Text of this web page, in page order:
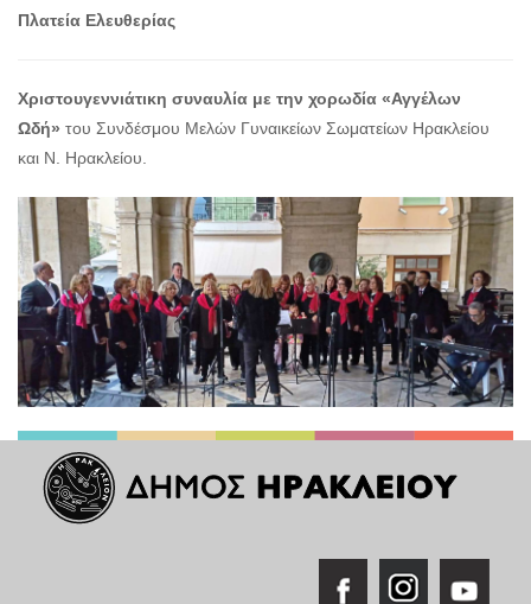
ΤΟΠΟΣ
ΔΗΜΟΣ
ΠΟΛΙΤΙΣΜΟΣ
ΑΝΘΕΚΤΙΚΗ
ΠΟΛΗ
Πλατεία Ελευθερίας
Χριστουγεννιάτικη συναυλία με την χορωδία «Αγγέλων
Ωδή» του Συνδέσμου Μελών Γυναικείων Σωματείων Ηρακλείου
και Ν. Ηρακλείου.